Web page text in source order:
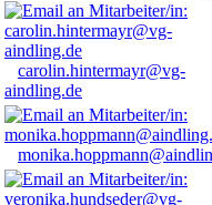
carolin.hintermayr@vg-
aindling.de